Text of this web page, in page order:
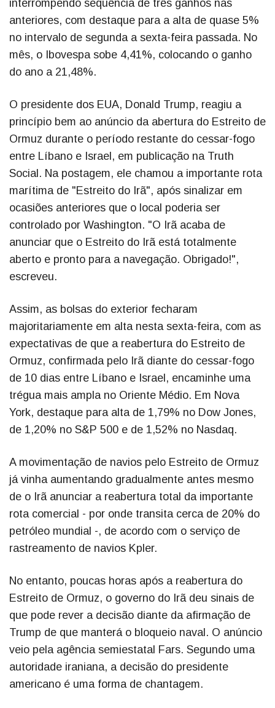
interrompendo sequência de três ganhos nas
anteriores, com destaque para a alta de quase 5%
no intervalo de segunda a sexta-feira passada. No
mês, o Ibovespa sobe 4,41%, colocando o ganho
do ano a 21,48%.
O presidente dos EUA, Donald Trump, reagiu a
princípio bem ao anúncio da abertura do Estreito de
Ormuz durante o período restante do cessar-fogo
entre Líbano e Israel, em publicação na Truth
Social. Na postagem, ele chamou a importante rota
marítima de "Estreito do Irã", após sinalizar em
ocasiões anteriores que o local poderia ser
controlado por Washington. "O Irã acaba de
anunciar que o Estreito do Irã está totalmente
aberto e pronto para a navegação. Obrigado!",
escreveu.
Assim, as bolsas do exterior fecharam
majoritariamente em alta nesta sexta-feira, com as
expectativas de que a reabertura do Estreito de
Ormuz, confirmada pelo Irã diante do cessar-fogo
de 10 dias entre Líbano e Israel, encaminhe uma
trégua mais ampla no Oriente Médio. Em Nova
York, destaque para alta de 1,79% no Dow Jones,
de 1,20% no S&P 500 e de 1,52% no Nasdaq.
A movimentação de navios pelo Estreito de Ormuz
já vinha aumentando gradualmente antes mesmo
de o Irã anunciar a reabertura total da importante
rota comercial - por onde transita cerca de 20% do
petróleo mundial -, de acordo com o serviço de
rastreamento de navios Kpler.
No entanto, poucas horas após a reabertura do
Estreito de Ormuz, o governo do Irã deu sinais de
que pode rever a decisão diante da afirmação de
Trump de que manterá o bloqueio naval. O anúncio
veio pela agência semiestatal Fars. Segundo uma
autoridade iraniana, a decisão do presidente
americano é uma forma de chantagem.